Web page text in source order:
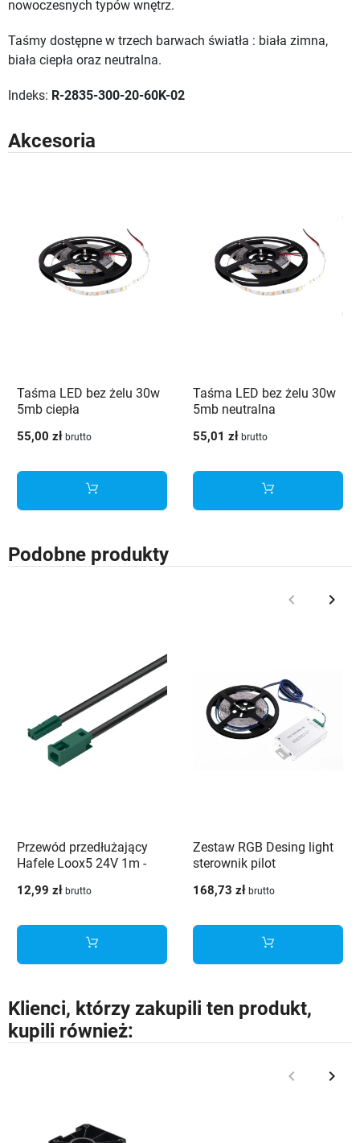
nowoczesnych typów wnętrz.
Taśmy dostępne w trzech barwach światła : biała zimna,
biała ciepła oraz neutralna.
Indeks: R-2835-300-20-60K-02
Akcesoria
Taśma LED bez żelu 30w
5mb ciepła
55,00 zł brutto
Taśma LED bez żelu 30w
5mb neutralna
55,01 zł brutto
Podobne produkty
Poprzedni
keyboard_arrow_left keyboard_arrow_right
Przewód przedłużający
Hafele Loox5 24V 1m -
12,99 zł brutto
Zestaw RGB Desing light
sterownik pilot
168,73 zł brutto
Klienci, którzy zakupili ten produkt,
kupili również:
Poprzedni
keyboard_arrow_left keyboard_arrow_right